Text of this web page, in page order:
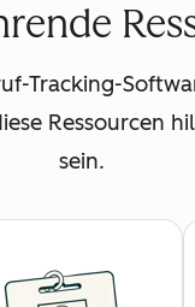
Tracking-
Ressourcen
sein.